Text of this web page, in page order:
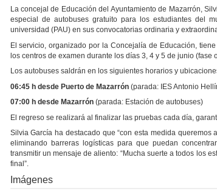
La concejal de Educación del Ayuntamiento de Mazarrón,
especial de autobuses gratuito para los estudiantes del
universidad (PAU) en sus convocatorias ordinaria y
El servicio, organizado por la Concejalía de Educación,
los centros de examen durante los días 3, 4 y 5 de junio (fase
Los autobuses saldrán en los siguientes horarios y
06:45 h desde Puerto de Mazarrón(parada: IES Antonio
07:00 h desde Mazarrón(parada: Estación de autobuses)
El regreso se realizará al finalizar las pruebas cada día,
Silvia García ha destacado que “con esta medida
eliminando barreras logísticas para que puedan
transmitir un mensaje de aliento: “Mucha suerte a todos los
final”.
Imágenes